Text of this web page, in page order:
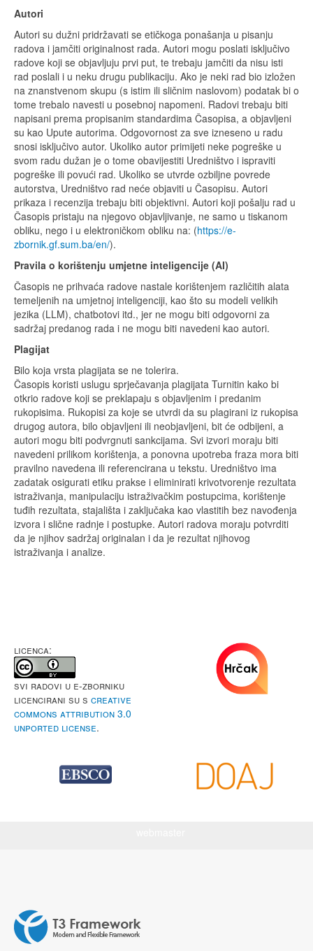
Autori
Autori su dužni pridržavati se etičkoga ponašanja u pisanju
radova i jamčiti originalnost rada. Autori mogu poslati isključivo
radove koji se objavljuju prvi put, te trebaju jamčiti da nisu isti
rad poslali i u neku drugu publikaciju. Ako je neki rad bio izložen
na znanstvenom skupu (s istim ili sličnim naslovom) podatak bi o
tome trebalo navesti u posebnoj napomeni. Radovi trebaju biti
napisani prema propisanim standardima Časopisa, a objavljeni
su kao Upute autorima. Odgovornost za sve izneseno u radu
snosi isključivo autor. Ukoliko autor primijeti neke pogreške u
svom radu dužan je o tome obavijestiti Uredništvo i ispraviti
pogreške ili povući rad. Ukoliko se utvrde ozbiljne povrede
autorstva, Uredništvo rad neće objaviti u Časopisu. Autori
prikaza i recenzija trebaju biti objektivni. Autori koji pošalju rad u
Časopis pristaju na njegovo objavljivanje, ne samo u tiskanom
obliku, nego i u elektroničkom obliku na: (https://e-
zbornik.gf.sum.ba/en/).
Pravila o korištenju umjetne inteligencije (AI)
Časopis ne prihvaća radove nastale korištenjem različitih alata
temeljenih na umjetnoj inteligenciji, kao što su modeli velikih
jezika (LLM), chatbotovi itd., jer ne mogu biti odgovorni za
sadržaj predanog rada i ne mogu biti navedeni kao autori.
Plagijat
Bilo koja vrsta plagijata se ne tolerira.
Časopis koristi uslugu sprječavanja plagijata Turnitin kako bi
otkrio radove koji se preklapaju s objavljenim i predanim
rukopisima. Rukopisi za koje se utvrdi da su plagirani iz rukopisa
drugog autora, bilo objavljeni ili neobjavljeni, bit će odbijeni, a
autori mogu biti podvrgnuti sankcijama. Svi izvori moraju biti
navedeni prilikom korištenja, a ponovna upotreba fraza mora biti
pravilno navedena ili referencirana u tekstu. Uredništvo ima
zadatak osigurati etiku prakse i eliminirati krivotvorenje rezultata
istraživanja, manipulaciju istraživačkim postupcima, korištenje
tuđih rezultata, stajališta i zaključaka kao vlastitih bez navođenja
izvora i slične radnje i postupke. Autori radova moraju potvrditi
da je njihov sadržaj originalan i da je rezultat njihovog
istraživanja i analize.
LICENCA:
Svi radovi u e-Zborniku
licencirani su s Creative
Commons Attribution 3.0
Unported License.